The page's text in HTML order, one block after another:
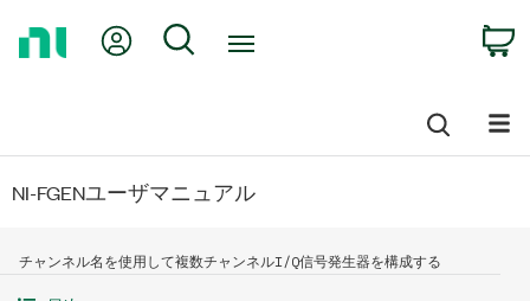
My Account
Search
NI-FGENユーザマニュアル
チャンネル名を使用して複数チャンネルI/Q信号発生器を構成する